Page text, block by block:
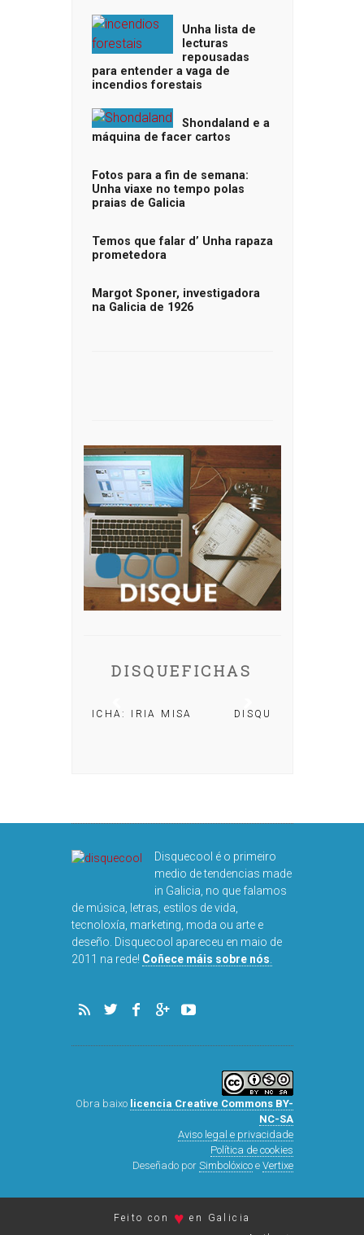
Unha lista de
lecturas
repousadas
para entender a vaga de
incendios forestais
Shondaland e a
máquina de facer cartos
Fotos para a fin de semana:
Unha viaxe no tempo polas
praias de Galicia
Temos que falar d’ Unha rapaza
prometedora
Margot Sponer, investigadora
na Galicia de 1926
DISQUEFICHAS
IRIA MISA
DISQUEFICHA: ÓLÖF
Disquecool é o primeiro
medio de tendencias made
in Galicia, no que falamos
de música, letras, estilos de vida,
tecnoloxía, marketing, moda ou arte e
deseño. Disquecool apareceu en maio de
2011 na rede! Coñece máis sobre nós
Obra baixo licencia Creative Commons BY-
NC-SA
Aviso legal e privacidade
Política de cookies
Deseñado por Simbolóxicoe Vertixe
Feito con ♥ en Galicia